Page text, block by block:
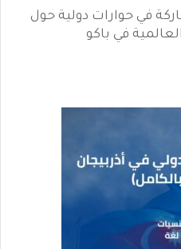
في حوارات دولية حول
في باكو